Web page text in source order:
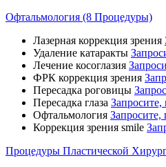
Офтальмология (8 Процедуры)
Лазерная коррекция зрения
Удаление катаракты
Лечение косоглазия
ФРК коррекция зрения
Пересадка роговицы
Пересадка глаза Запросите,
Офтальмология Запросите,
Коррекция зрения smile
Процедуры Пластической